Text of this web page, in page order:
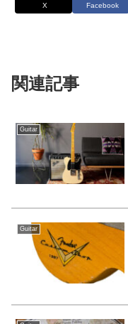
X Facebook
関連記事
Guitar
Guitar